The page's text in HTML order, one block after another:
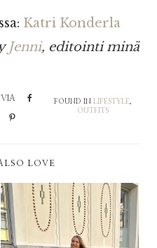
Katri Konderla
Jenni, editointi minä
FOUND IN LIFESTYLE,
OUTFITS
LOVE